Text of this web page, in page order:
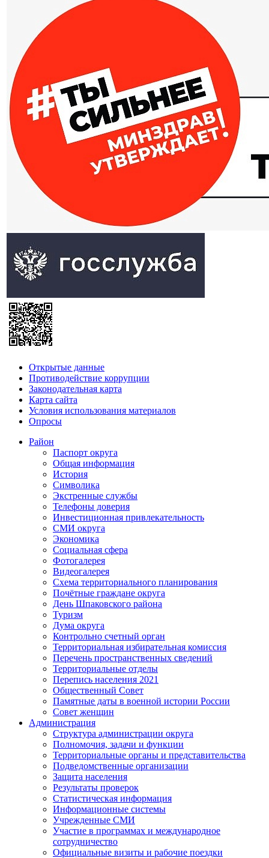
Открытые данные
Противодействие коррупции
Законодательная карта
Карта сайта
Условия использования материалов
Опросы
Район
Паспорт округа
Общая информация
История
Символика
Экстренные службы
Телефоны доверия
Инвестиционная привлекательность
СМИ округа
Экономика
Социальная сфера
Фотогалерея
Видеогалерея
Схема территориального планирования
Почётные граждане округа
День Шпаковского района
Туризм
Дума округа
Контрольно счетный орган
Территориальная избирательная комиссия
Перечень пространственных сведений
Территориальные отделы
Перепись населения 2021
Общественный Совет
Памятные даты в военной истории России
Совет женщин
Администрация
Структура администрации округа
Полномочия, задачи и функции
Территориальные органы и представительства
Подведомственные организации
Защита населения
Результаты проверок
Статистическая информация
Информационные системы
Учрежденные СМИ
Участие в программах и международное
сотрудничество
Официальные визиты и рабочие поездки